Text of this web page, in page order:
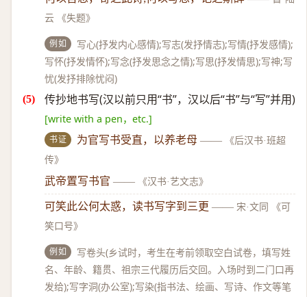
云 《失题》
例如
写心(抒发内心感情);写志(发抒情志);写情(抒发感情);
写怀(抒发情怀);写念(抒发思念之情);写思(抒发情思);写神;写
忧(发抒排除忧闷)
传抄地书写(汉以前只用“书”，汉以后“书”与“写”并用)
[write with a pen，etc.]
书证 为官写书受直，以养老母 ——
《后汉书·班超
传》
武帝置写书官 —— 《汉书·艺文志》
可笑此公何太惑，读书写字到三更 —— 宋·文同 《可
笑口号》
例如
写卷头(乡试时，考生在考前领取空白试卷，填写姓
名、年龄、籍贯、祖宗三代履历后交回。入场时到二门口再
发给);写字洞(办公室);写染(指书法、绘画、写诗、作文等笔